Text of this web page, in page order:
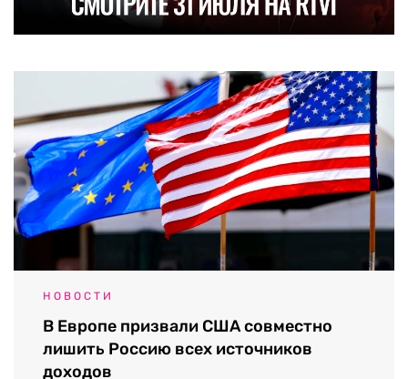
НОВОСТИ
В Европе призвали США совместно
лишить Россию всех источников
доходов